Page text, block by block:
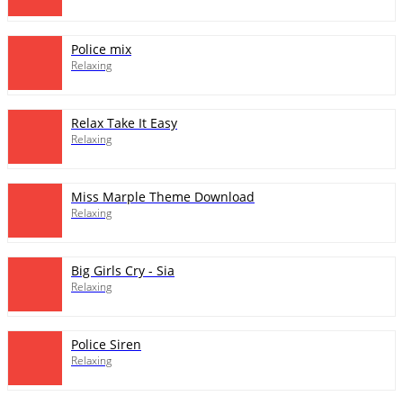
Police mix
Relaxing
Relax Take It Easy
Relaxing
Miss Marple Theme Download
Relaxing
Big Girls Cry - Sia
Relaxing
Police Siren
Relaxing